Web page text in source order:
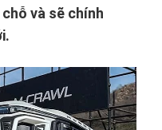
và sẽ chính